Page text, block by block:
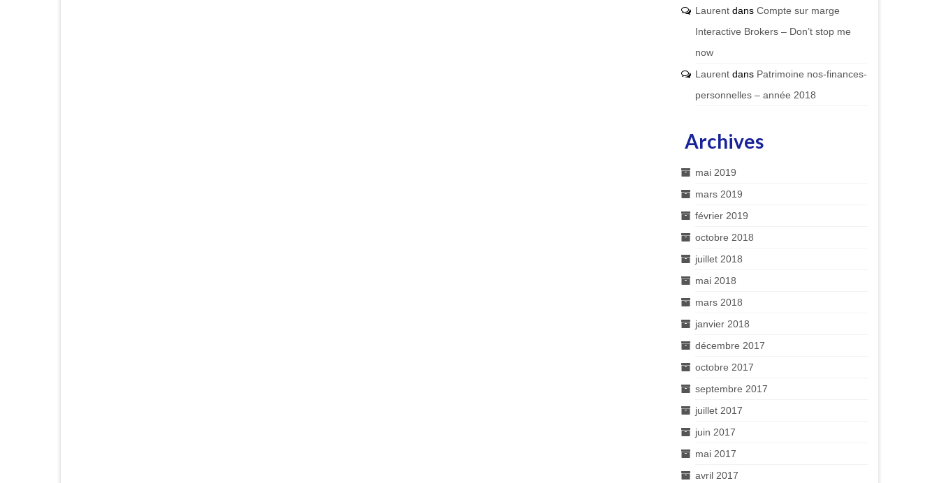
Laurentdans Compte sur marge
Interactive Brokers – Don’t stop me
now
Laurentdans Patrimoine nos-finances-
personnelles – année 2018
Archives
mai 2019
mars 2019
février 2019
octobre 2018
juillet 2018
mai 2018
mars 2018
janvier 2018
décembre 2017
octobre 2017
septembre 2017
juillet 2017
juin 2017
mai 2017
avril 2017